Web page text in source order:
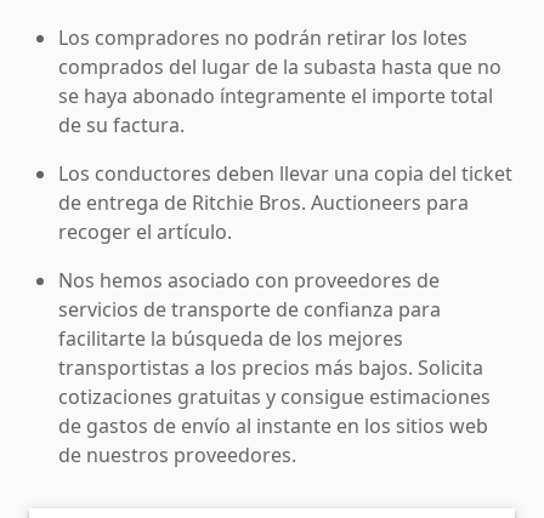
Los compradores no podrán retirar los lotes
comprados del lugar de la subasta hasta que no
se haya abonado íntegramente el importe total
de su factura.
Los conductores deben llevar una copia del ticket
de entrega de Ritchie Bros. Auctioneers para
recoger el artículo.
Nos hemos asociado con proveedores de
servicios de transporte de confianza para
facilitarte la búsqueda de los mejores
transportistas a los precios más bajos. Solicita
cotizaciones gratuitas y consigue estimaciones
de gastos de envío al instante en los sitios web
de nuestros proveedores.